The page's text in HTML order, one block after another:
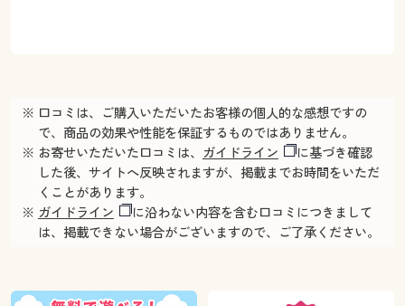
※ 口コミは、ご購入いただいたお客様の個人的な感想ですの
で、商品の効果や性能を保証するものではありません。
※ お寄せいただいた口コミは、
ガイドライン
に基づき確認
した後、サイトへ反映されますが、掲載までお時間をいただ
くことがあります。
※ ガイドライン
に沿わない内容を含む口コミにつきまして
は、掲載できない場合がございますので、ご了承ください。